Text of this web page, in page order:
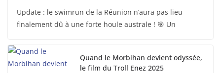
Update : le swimrun de la Réunion n’aura pas lieu
finalement dû à une forte houle australe ! 🎯 Un
Quand le Morbihan devient odyssée,
le film du Troll Enez 2025